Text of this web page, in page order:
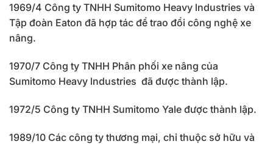
1969/4 Công ty TNHH Sumitomo Heavy lndustries và
Tập đoàn Eaton đã hợp tác để trao đổi công nghệ xe
nâng.
1970/7 Công ty TNHH Phân phối xe nâng của
Sumitomo Heavy lndustries đã được thành lập.
1972/5 Công ty TNHH Sumitomo Yale được thành lập.
1989/10 Các công ty thương mại, chỉ thuộc sở hữu và